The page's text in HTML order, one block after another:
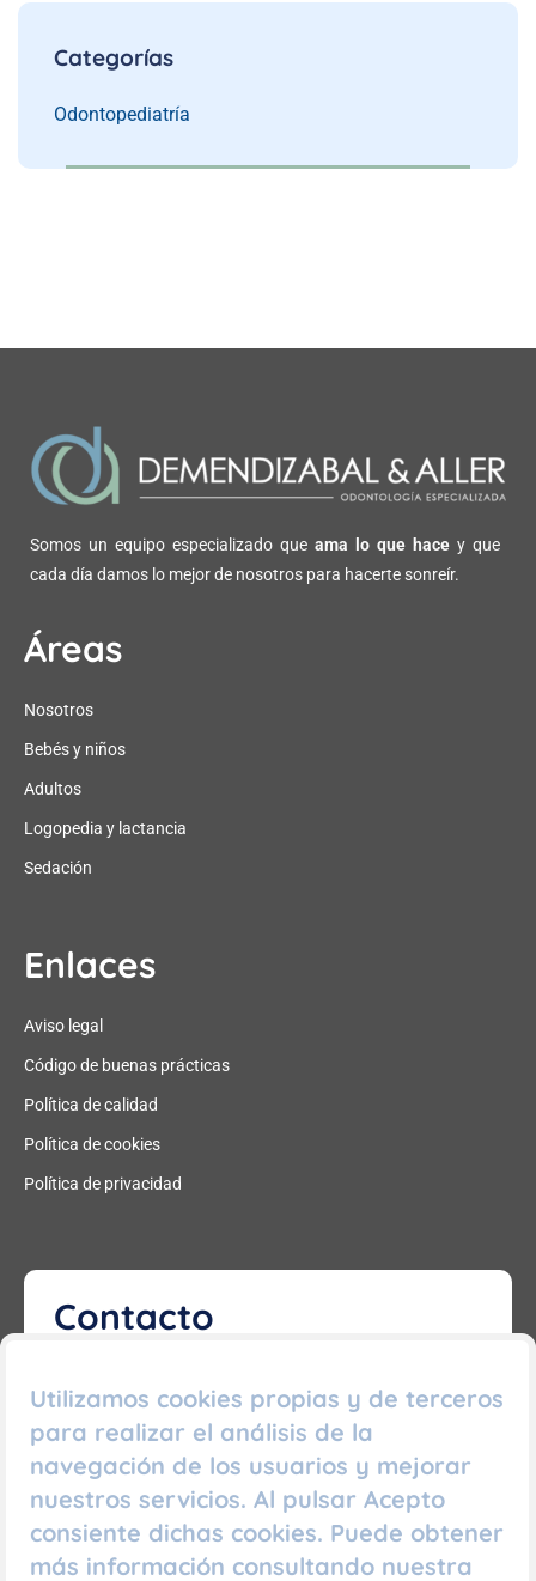
Utilizamos cookies propias y de terceros
para realizar el análisis de la
navegación de los usuarios y mejorar
nuestros servicios. Al pulsar Acepto
consiente dichas cookies. Puede obtener
más información consultando nuestra
Categorías
Odontopediatría
Somos un equipo especializado que ama lo que hace y que
cada día damos lo mejor de nosotros para hacerte sonreír.
Áreas
Nosotros
Bebés y niños
Adultos
Logopedia y lactancia
Sedación
Enlaces
Aviso legal
Código de buenas prácticas
Política de calidad
Política de cookies
Política de privacidad
Contacto
en contactarnos para recibir asistencia.
981 458 440
616 728 739